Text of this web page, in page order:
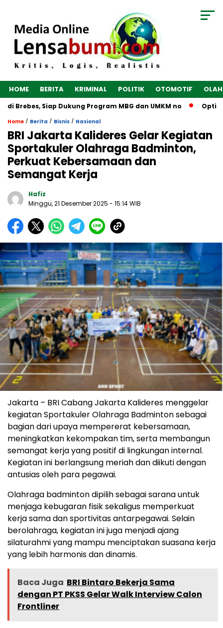
HOME BERITA KRIMINAL POLITIK OTOMOTIF
Siap Dukung Program MBG dan UMKM no
Home / Berita / Bisnis / Nasional
BRI Jakarta Kalideres Gelar Kegiatan
Sportakuler Olahraga Badminton,
Perkuat Kebersamaan dan
Semangat Kerja
Hafiz
Minggu, 21 Desember 2025 - 15:14 WIB
Jakarta – BRI Cabang Jakarta Kalideres menggelar
kegiatan Sportakuler Olahraga Badminton sebagai
bagian dari upaya mempererat kebersamaan,
meningkatkan kekompakan tim, serta membangun
semangat kerja yang positif di lingkungan internal.
Kegiatan ini berlangsung meriah dan diikuti dengan
antusias oleh para pegawai.
Olahraga badminton dipilih sebagai sarana untuk
menjaga kebugaran fisik sekaligus memperkuat
kerja sama dan sportivitas antarpegawai. Selain
berolahraga, kegiatan ini juga menjadi ajang
silaturahmi yang mampu menciptakan suasana kerja
yang lebih harmonis dan dinamis.
Baca Juga BRI Bintaro Bekerja Sama
dengan PT PKSS Gelar Walk Interview Calon
Frontliner